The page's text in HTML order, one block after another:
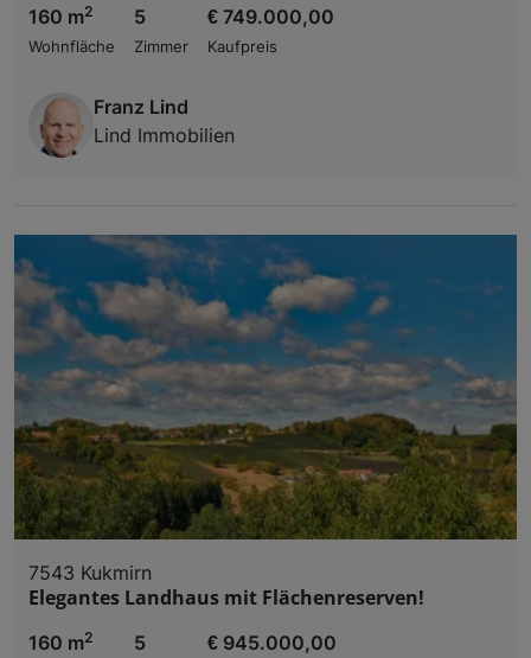
160 m2
Wohnfläche
5
Zimmer
€ 749.000,00
Kaufpreis
Franz Lind
Lind Immobilien
7543 Kukmirn
Elegantes Landhaus mit Flächenreserven!
160 m2
5 € 945.000,00